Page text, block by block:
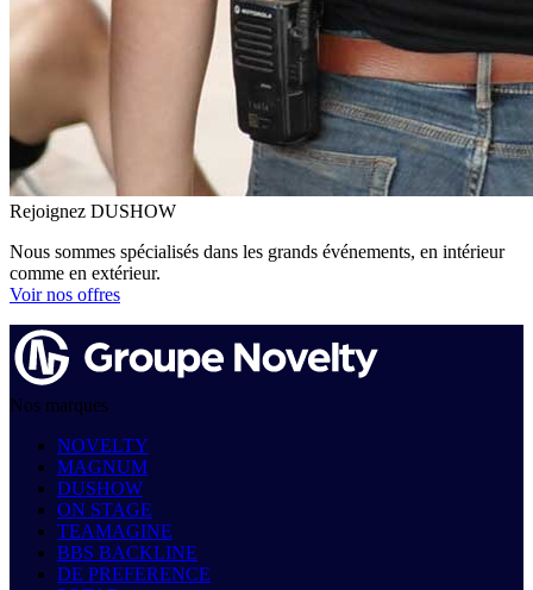
Rejoignez DUSHOW
Nous sommes spécialisés dans les grands événements, en intérieur
comme en extérieur.
Voir nos offres
Nos marques
NOVELTY
MAGNUM
DUSHOW
ON STAGE
TEAMAGINE
BBS BACKLINE
DE PREFERENCE